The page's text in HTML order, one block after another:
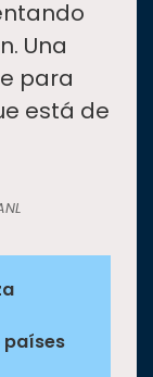
Una
para
está de
países